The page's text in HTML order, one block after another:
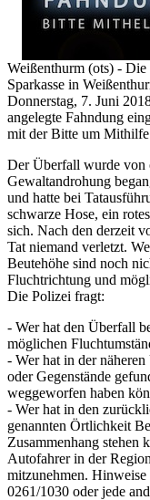
Weißenthurm (ots) -
Sparkasse in
Donnerstag, 7. Juni
angelegte Fahndung
mit der Bitte um
Der Überfall wurde von
Gewaltandrohung
und hatte bei
schwarze Hose, ein
sich. Nach den derzeit
Tat niemand verletzt.
Beutehöhe sind noch
Fluchtrichtung und
Die Polizei fragt:
- Wer hat den Überfall
möglichen
- Wer hat in der
oder Gegenstände
weggeworfen haben
- Wer hat in den
genannten Örtlichkeit
Zusammenhang stehen
Autofahrer in der
mitzunehmen.
0261/1030 oder jede